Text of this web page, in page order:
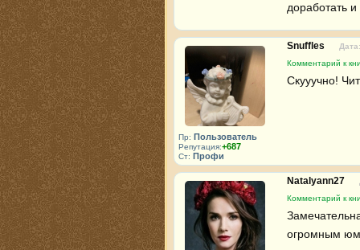
доработать
Пр: Пользователь
Репутация:+687
Ст: Профи
Snuffles
Комментарий к
Скууучно!
Natalyann27
Комментарий к
огромным